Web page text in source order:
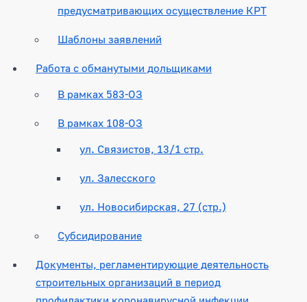
предусматривающих осуществление КРТ
Шаблоны заявлений
Работа с обманутыми дольщиками
В рамках 583-ОЗ
В рамках 108-ОЗ
ул. Связистов, 13/1 стр.
ул. Залесского
ул. Новосибирская, 27 (стр.)
Субсидирование
Документы, регламентирующие деятельность
строительных организаций в период